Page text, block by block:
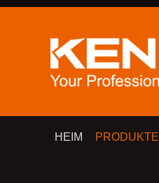
HEIM PRODUKTE